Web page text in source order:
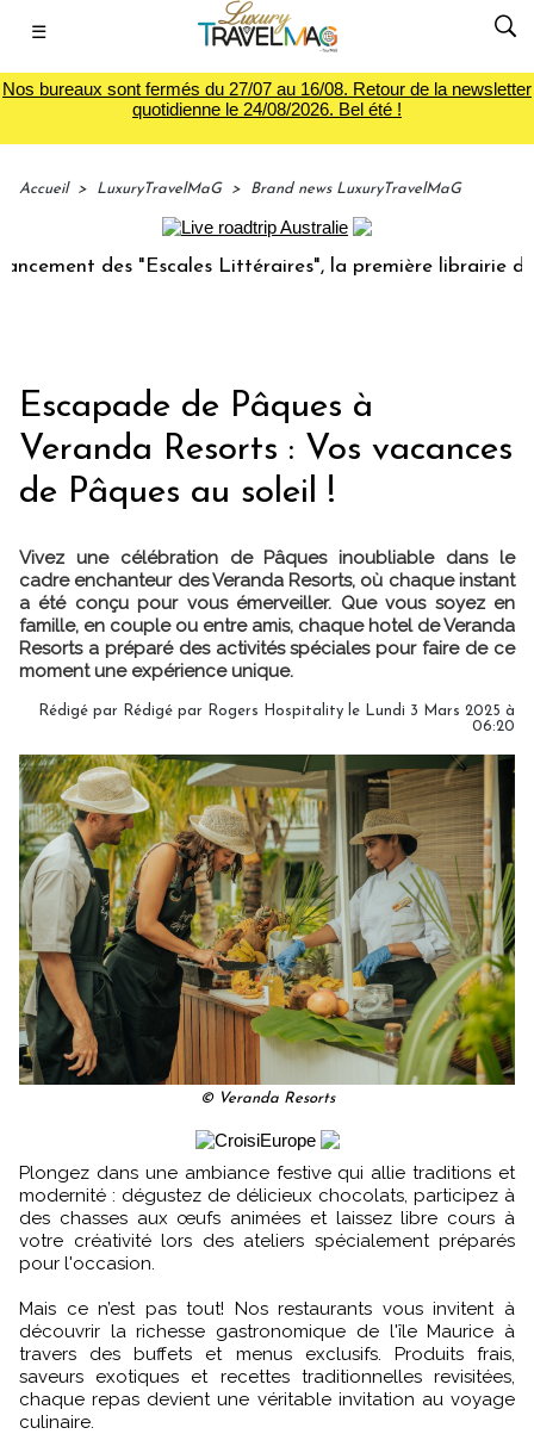
☰
Nos bureaux sont fermés du 27/07 au 16/08. Retour de la newsletter
quotidienne le 24/08/2026. Bel été !
Accueil > LuxuryTravelMaG > Brand news LuxuryTravelMaG
"Escales Littéraires", la première librairie du voyage
Escapade de Pâques à
Veranda Resorts : Vos vacances
de Pâques au soleil !
Vivez une célébration de Pâques inoubliable dans le
cadre enchanteur des Veranda Resorts, où chaque instant
a été conçu pour vous émerveiller. Que vous soyez en
famille, en couple ou entre amis, chaque hotel de Veranda
Resorts a préparé des activités spéciales pour faire de ce
moment une expérience unique.
Rédigé par Rédigé par Rogers Hospitality le Lundi 3 Mars 2025 à
06:20
© Veranda Resorts
Plongez dans une ambiance festive qui allie traditions et
modernité : dégustez de délicieux chocolats, participez à
des chasses aux œufs animées et laissez libre cours à
votre créativité lors des ateliers spécialement préparés
pour l'occasion.
Mais ce n’est pas tout! Nos restaurants vous invitent à
découvrir la richesse gastronomique de l'île Maurice à
travers des buffets et menus exclusifs. Produits frais,
saveurs exotiques et recettes traditionnelles revisitées,
chaque repas devient une véritable invitation au voyage
culinaire.